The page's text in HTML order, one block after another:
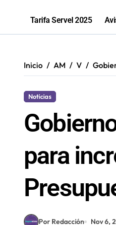
Tarifa Servel 2025
Inicio AM V
Noticias
para
Por Redacción Nov 6,